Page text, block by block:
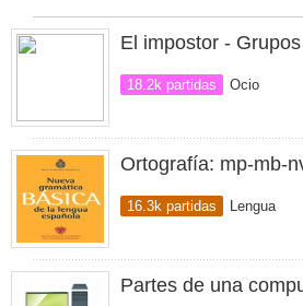
El impostor -
18.2k partidas Ocio
Ortografía: mp-mb-
16.3k partidas Lengua
Partes de una